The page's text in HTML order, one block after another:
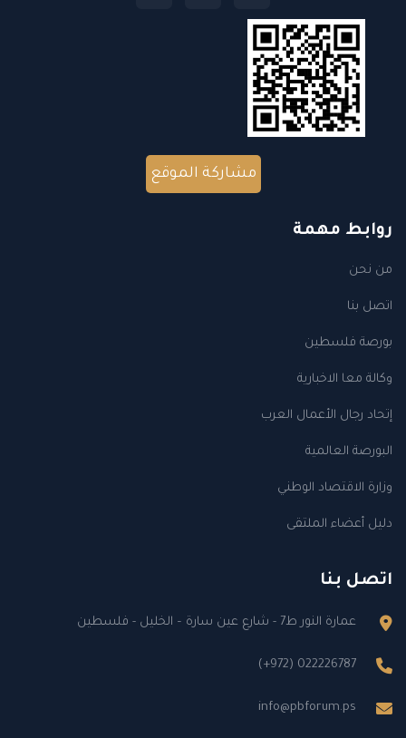
مشاركة الموقع
روابط مهمة
من نحن
اتصل بنا
بورصة فلسطين
وكالة معا الاخبارية
إتحاد رجال الأعمال العرب
البورصة العالمية
وزارة الاقتصاد الوطني
دليل أعضاء الملتقى
اتصل بنا
عمارة النور ط7 - شارع عين سارة – الخليل - فلسطين
(+972) 022226787
info@pbforum.ps